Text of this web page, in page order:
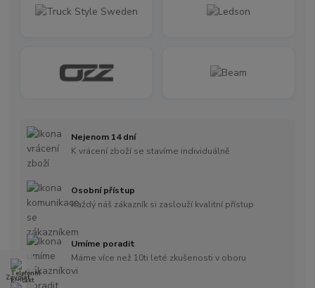
Zavolat
Nejenom 14 dní
K vrácení zboží se stavíme individuálně
Osobní přístup
Každý náš zákazník si zaslouží kvalitní přístup
Umíme poradit
Máme více než 10ti leté zkušenosti v oboru